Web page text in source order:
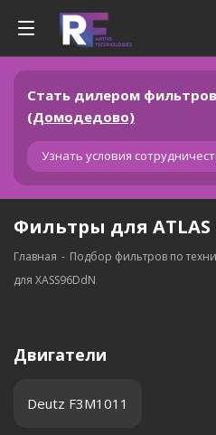
Стать дилером фильтров
(Домодедово)
Узнать условия
Фильтры для ATLAS
Главная - Подбор фильтров по
для XASS96DdN
Двигатели
Deutz F3M1011